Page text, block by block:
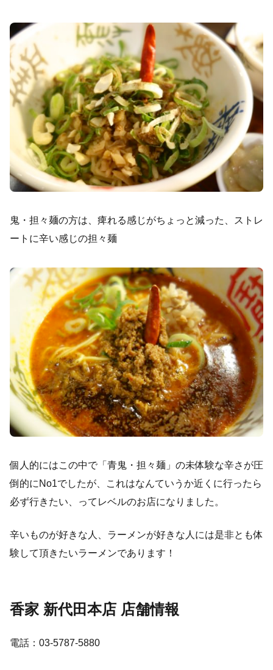
鬼・担々麺の方は、痺れる感じがちょっと減った、ストレ
ートに辛い感じの担々麺
個人的にはこの中で「青鬼・担々麺」の未体験な辛さが圧
倒的にNo1でしたが、これはなんていうか近くに行ったら
必ず行きたい、ってレベルのお店になりました。
辛いものが好きな人、ラーメンが好きな人には是非とも体
験して頂きたいラーメンであります！
香家 新代田本店 店舗情報
電話：03-5787-5880